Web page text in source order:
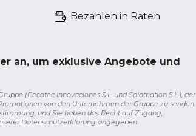
Bezahlen in Raten
an, um exklusive Angebote und
(Cecotec Innovaciones S.L. und Solotriatlon S.L.), der
von den Unternehmen der Gruppe zu senden.
und Sie haben das Recht auf Zugang,
Datenschutzerklärung angegeben.